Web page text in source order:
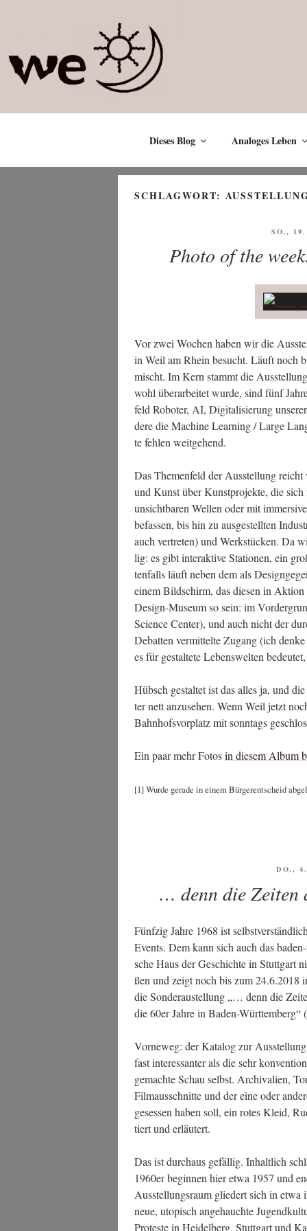
Dieses Blog Analoges Leben
SCHLAGWORT:
SO.,
Photo of the
Vor zwei Wochen haben wir die
in Weil am Rhein besucht. Läuft noch
mischt. Im Kern stammt die
wohl über­ar­bei­tet wur­de, sind fünf
feld Robo­ter, AI, Digi­ta­li­sie­rung
de­re die Machi­ne Lear­ning / Lar­ge
te feh­len weitgehend.
Das The­men­feld der Aus­stel­lung
und Kunst über Kunst­pro­jek­te, die
unsicht­ba­ren Wel­len oder mit
befas­sen, bis hin zu aus­ge­stell­ten
auch ver­tre­ten) und Werk­stü­cken. Da
lig: es gibt inter­ak­ti­ve Sta­tio­nen, ein
ten­falls läuft neben dem als
einem Bild­schirm, das die­sen in
Design-Muse­um so sein: im
Sci­ence Cen­ter), und auch nicht der
Debat­ten ver­mit­tel­te Zugang (ich
es für gestal­te­te Lebens­wel­ten
Hübsch gestal­tet ist das alles ja, und
ter nett anzu­se­hen. Wenn Weil jetzt
Bahn­hofs­vor­platz mit sonn­tags
Ein paar mehr Fotosin die­sem Album
[1] Wur­de gera­de in einem Bür­ger­ent­scheid
DO.,
… denn die Zeiten
Fünf­zig Jah­re 1968 ist
Events. Dem kann sich auch das
sche Haus der Geschich­te in Stutt­gart
ßen und zeigt noch bis zum 24.6.2018
die Son­der­au­stel­lung „… denn die
die 60er Jah­re in Baden-Würt­tem­berg“
Vor­ne­weg: der Kata­log zur
fast inter­es­san­ter als die sehr
gemach­te Schau selbst. Archi­va­li­en,
Film­aus­schnit­te und der eine oder
geses­sen haben soll, ein rotes Kleid,
tiert und erläutert.
Das ist durch­aus gefäl­lig. Inhalt­lich
1960er begin­nen hier etwa 1957 und
Aus­stel­lungs­raum glie­dert sich in
neue, uto­pisch ange­hauch­te
Pro­tes­te in Hei­del­berg, Stutt­gart und